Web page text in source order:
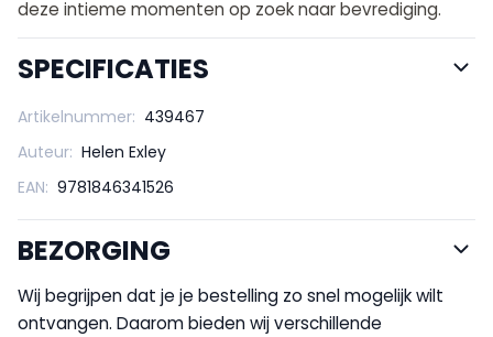
deze intieme momenten op zoek naar bevrediging.
SPECIFICATIES
Artikelnummer: 439467
Auteur: Helen Exley
EAN: 9781846341526
BEZORGING
Wij begrijpen dat je je bestelling zo snel mogelijk wilt
ontvangen. Daarom bieden wij verschillende